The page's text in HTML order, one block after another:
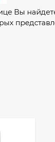
Вы